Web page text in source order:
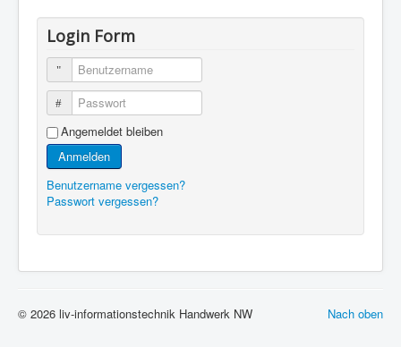
Login Form
Benutzername
Passwort
Angemeldet bleiben
Anmelden
Benutzername vergessen?
Passwort vergessen?
Nach oben
© 2026 liv-informationstechnik Handwerk NW